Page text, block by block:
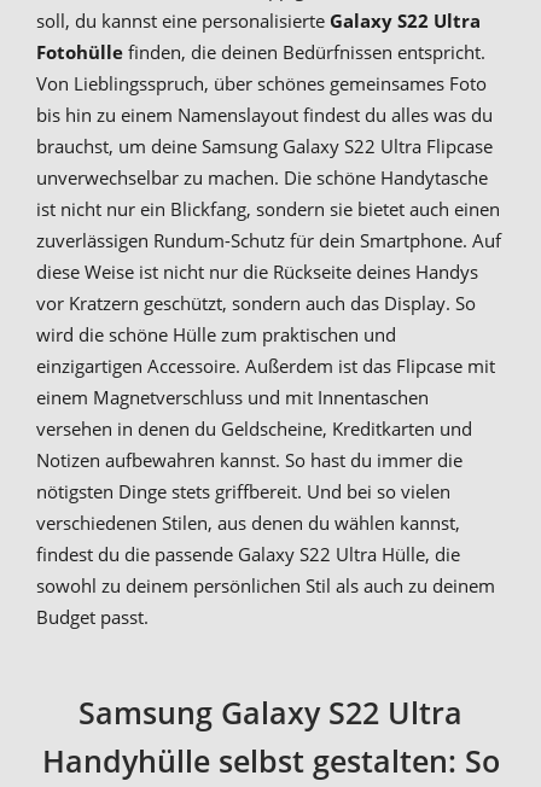
soll, du kannst eine personalisierte Galaxy S22 Ultra
Fotohülle finden, die deinen Bedürfnissen entspricht.
Von Lieblingsspruch, über schönes gemeinsames Foto
bis hin zu einem Namenslayout findest du alles was du
brauchst, um deine Samsung Galaxy S22 Ultra Flipcase
unverwechselbar zu machen. Die schöne Handytasche
ist nicht nur ein Blickfang, sondern sie bietet auch einen
zuverlässigen Rundum-Schutz für dein Smartphone. Auf
diese Weise ist nicht nur die Rückseite deines Handys
vor Kratzern geschützt, sondern auch das Display. So
wird die schöne Hülle zum praktischen und
einzigartigen Accessoire. Außerdem ist das Flipcase mit
einem Magnetverschluss und mit Innentaschen
versehen in denen du Geldscheine, Kreditkarten und
Notizen aufbewahren kannst. So hast du immer die
nötigsten Dinge stets griffbereit. Und bei so vielen
verschiedenen Stilen, aus denen du wählen kannst,
findest du die passende Galaxy S22 Ultra Hülle, die
sowohl zu deinem persönlichen Stil als auch zu deinem
Budget passt.
Samsung Galaxy S22 Ultra
Handyhülle selbst gestalten: So